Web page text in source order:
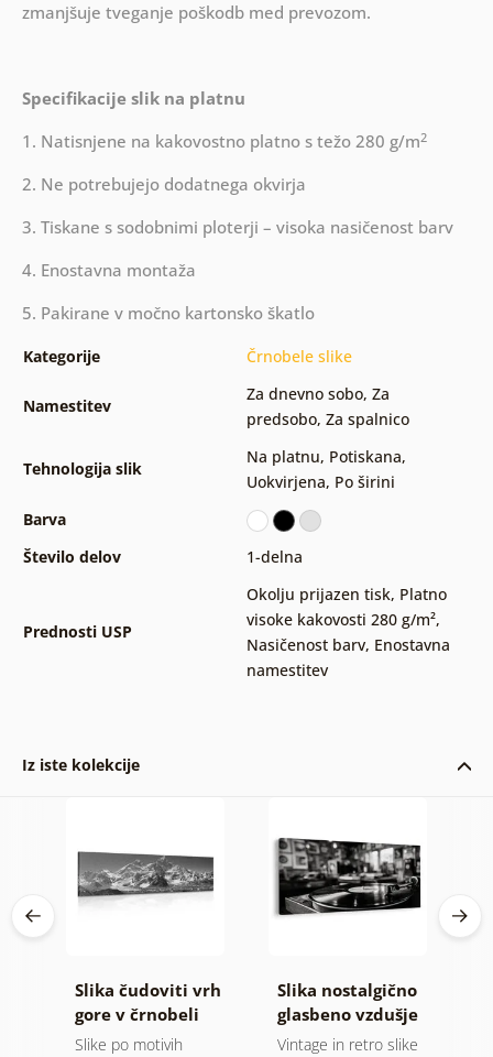
zmanjšuje tveganje poškodb med prevozom.
Specifikacije slik na platnu
1. Natisnjene na kakovostno platno s težo 280 g/m2
2. Ne potrebujejo dodatnega okvirja
3. Tiskane s sodobnimi ploterji – visoka nasičenost barv
4. Enostavna montaža
5. Pakirane v močno kartonsko škatlo
Kategorije Črnobele slike
Namestitev
Za dnevno sobo, Za
predsobo, Za spalnico
Tehnologija slik
Na platnu, Potiskana,
Uokvirjena, Po širini
Barva
Število delov
1-delna
Prednosti USP
Okolju prijazen tisk, Platno
visoke kakovosti 280 g/m²,
Nasičenost barv, Enostavna
namestitev
Iz iste kolekcije
Slika čudoviti vrh
gore v črnobeli
izvedbi
Slike po motivih
Slika nostalgično
glasbeno vzdušje
Vintage in retro slike